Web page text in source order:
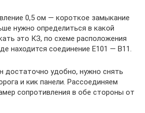
0,5 ом — короткое замыкание
нужно определиться в какой
это КЗ, по схеме расположения
находится соединение Е101 — В11.
достаточно удобно, нужно снять
и кик панели. Рассоединяем
сопротивления в обе стороны от